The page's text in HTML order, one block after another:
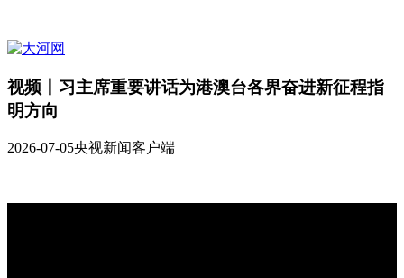
视频丨习主席重要讲话为港澳台各界奋进新征程指
明方向
2026-07-05央视新闻客户端